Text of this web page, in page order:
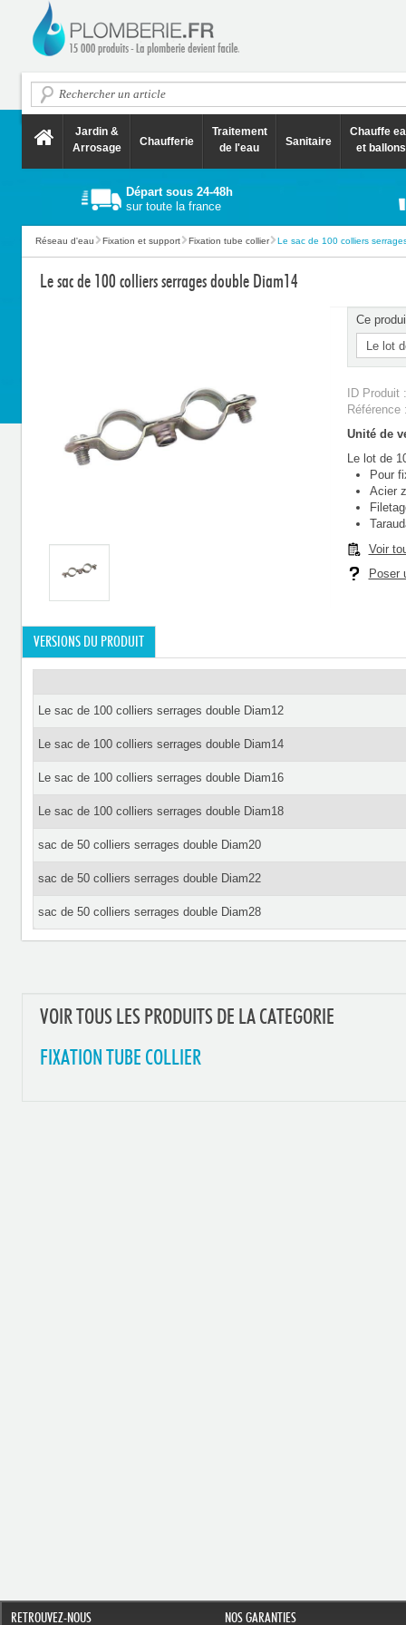
Jardin &
Arrosage
Chaufferie
Traitement
de l'eau
Sanitaire
Chauffe
et ballons
Départ sous 24-48h
sur toute la france
Réseau d'eau Fixation et support Fixation tube collier Le sac de 100 colliers
Le sac de 100 colliers serrages double Diam14
Ce
ID Produit
Unité de
Le lot de
Pour
Acier
Voir
Poser
VERSIONS DU PRODUIT
Le sac de 100 colliers serrages double Diam12
Le sac de 100 colliers serrages double Diam14
Le sac de 100 colliers serrages double Diam16
Le sac de 100 colliers serrages double Diam18
sac de 50 colliers serrages double Diam20
sac de 50 colliers serrages double Diam22
sac de 50 colliers serrages double Diam28
VOIR TOUS LES PRODUITS DE LA CATEGORIE
FIXATION TUBE COLLIER
RETROUVEZ-NOUS NOS GARANTIES